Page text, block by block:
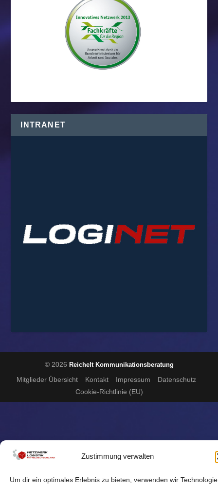
Zustimmung verwalten
Um dir ein optimales Erlebnis zu bieten, verwenden wir
INTRANET
© 2026 Reichelt Kommunikationsberatung
Mitglieder Übersicht Kontakt Impressum
Datenschutz
Cookie-Richtlinie (EU)